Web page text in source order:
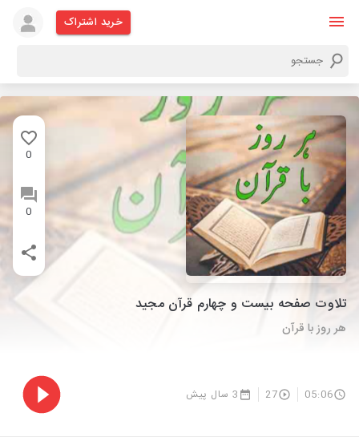
خرید اشتراک
0
0
تلاوت صفحه بیست و چهارم قرآن مجید
هر روز با قرآن
05:06
27 3 سال پیش